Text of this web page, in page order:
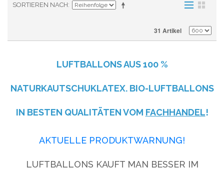
SORTIEREN NACH
31 Artikel
LUFTBALLONS AUS100 %
NATURKAUTSCHUKLATEX. BIO-LUFTBALLONS
IN BESTEN QUALITÄTEN VOM FACHHANDEL!
AKTUELLE PRODUKTWARNUNG!
LUFTBALLONS KAUFT MAN BESSER IM